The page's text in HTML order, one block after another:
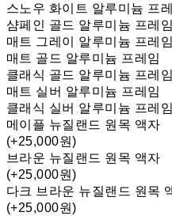
스노우 화이트 알루미늄 프
샴페인 골드 알루미늄 프레임
매트 그레이 알루미늄 프레임
매트 골드 알루미늄 프레임
클래식 골드 알루미늄 프레임
매트 실버 알루미늄 프레임
클래식 실버 알루미늄 프레임
메이플 뉴질랜드 원목 액자
(+25,000원)
브라운 뉴질랜드 원목 액자
(+25,000원)
다크 브라운 뉴질랜드 원목
(+25,000원)